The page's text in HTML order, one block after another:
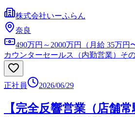
株式会社いーふらん
奈良
490万円～2000万円（月給 35万円
カウンターセールス（内勤営業） そ
正社員 2026/06/29
【完全反響営業（店舗